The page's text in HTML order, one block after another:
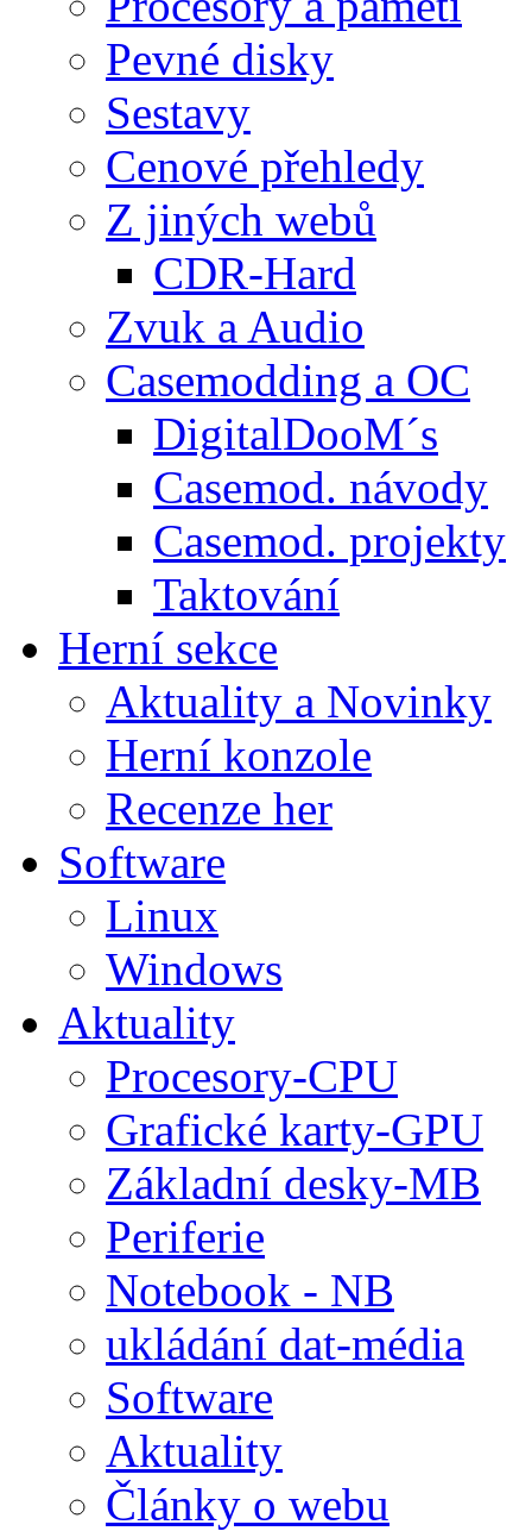
Pevné disky
Sestavy
Cenové přehledy
Z jiných webů
CDR-Hard
Zvuk a Audio
Casemodding a OC
DigitalDooM´s
Casemod. návody
Casemod. projekty
Taktování
Herní sekce
Aktuality a Novinky
Herní konzole
Recenze her
Software
Linux
Windows
Aktuality
Procesory-CPU
Grafické karty-GPU
Základní desky-MB
Periferie
Notebook - NB
ukládání dat-média
Software
Aktuality
Články o webu